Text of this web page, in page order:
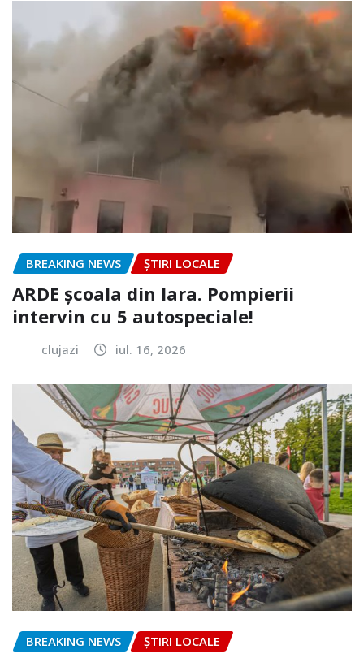
BREAKING NEWS ȘTIRI LOCALE
ARDE școala din Iara. Pompierii
intervin cu 5 autospeciale!
clujazi iul. 16, 2026
BREAKING NEWS ȘTIRI LOCALE